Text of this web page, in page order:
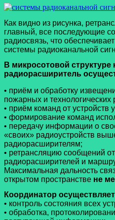
Как видно из рисунка,
главный, все последующие
радиосвязь, что
системы радиоканальной
В микросотовой структуре
радиорасширитель
• приём и обработку
пожарных и технологических
• приём команд от устройств
• формирование команд
• передачу информации о
«своих» радиоустройств
радиорасширителям;
• ретрансляцию сообщений
радиорасширителей и
Максимальная дальность
открытом пространстве не
Координатор
• контроль состояния всех
• обработка,